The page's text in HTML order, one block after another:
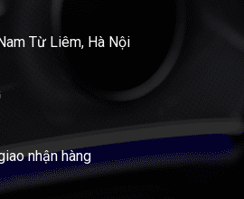
Từ Liêm, Hà Nội
nhận hàng